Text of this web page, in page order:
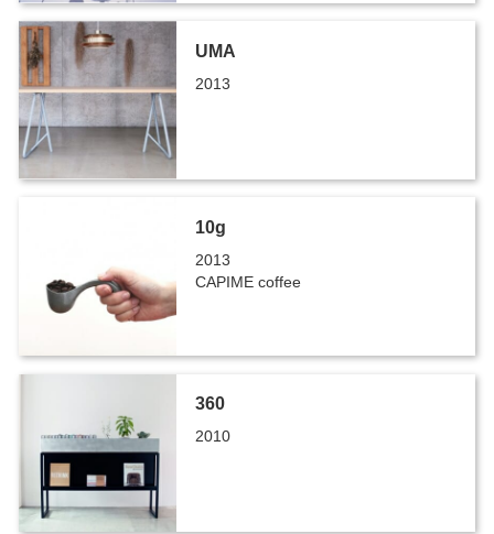
UMA
2013
10g
2013
CAPIME coffee
360
2010